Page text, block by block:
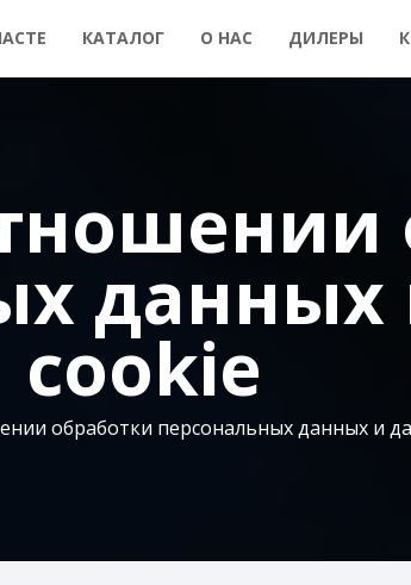
КАТАЛОГ О НАС ДИЛЕРЫ
cookie
обработки персональных данных и